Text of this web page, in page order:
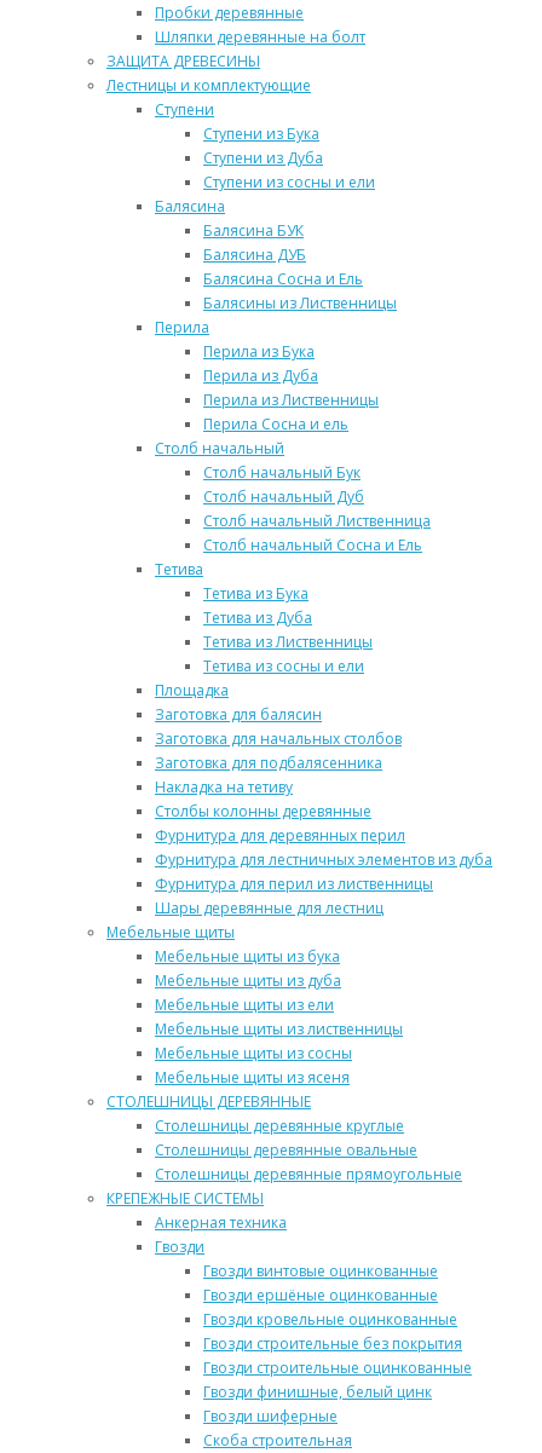
Пробки деревянные
Шляпки деревянные на болт
ЗАЩИТА ДРЕВЕСИНЫ
Лестницы и комплектующие
Ступени
Ступени из Бука
Ступени из Дуба
Ступени из сосны и ели
Балясина
Балясина БУК
Балясина ДУБ
Балясина Сосна и Ель
Балясины из Лиственницы
Перила
Перила из Бука
Перила из Дуба
Перила из Лиственницы
Перила Сосна и ель
Столб начальный
Столб начальный Бук
Столб начальный Дуб
Столб начальный Лиственница
Столб начальный Сосна и Ель
Тетива
Тетива из Бука
Тетива из Дуба
Тетива из Лиственницы
Тетива из сосны и ели
Площадка
Заготовка для балясин
Заготовка для начальных столбов
Заготовка для подбалясенника
Накладка на тетиву
Столбы колонны деревянные
Фурнитура для деревянных перил
Фурнитура для лестничных элементов из дуба
Фурнитура для перил из лиственницы
Шары деревянные для лестниц
Мебельные щиты
Мебельные щиты из бука
Мебельные щиты из дуба
Мебельные щиты из ели
Мебельные щиты из лиственницы
Мебельные щиты из сосны
Мебельные щиты из ясеня
СТОЛЕШНИЦЫ ДЕРЕВЯННЫЕ
Столешницы деревянные круглые
Столешницы деревянные овальные
Столешницы деревянные прямоугольные
КРЕПЕЖНЫЕ СИСТЕМЫ
Анкерная техника
Гвозди
Гвозди винтовые оцинкованные
Гвозди ершёные оцинкованные
Гвозди кровельные оцинкованные
Гвозди строительные без покрытия
Гвозди строительные оцинкованные
Гвозди финишные, белый цинк
Гвозди шиферные
Скоба строительная